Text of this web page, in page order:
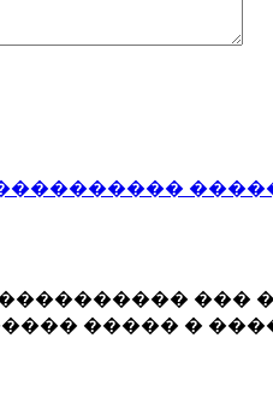
����� �